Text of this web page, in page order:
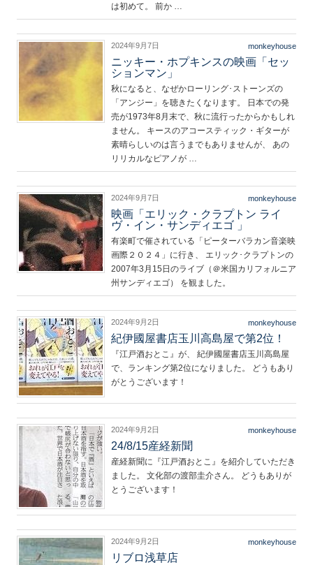
は初めて。 前か …
2024年9月7日 monkeyhouse
ニッキー・ホプキンスの映画「セッ
ションマン」
秋になると、なぜかローリング･ストーンズの
「アンジー」を聴きたくなります。 日本での発
売が1973年8月末で、秋に流行ったからかもしれ
ません。 キースのアコースティック・ギターが
素晴らしいのは言うまでもありませんが、 あの
リリカルなピアノが …
2024年9月7日 monkeyhouse
映画「エリック・クラプトン ライ
ヴ・イン・サンディエゴ 」
有楽町で催されている「ピーターバラカン音楽映
画際２０２４」に行き、 エリック･クラプトンの
2007年3月15日のライブ（＠米国カリフォルニア
州サンディエゴ） を観ました。
2024年9月2日 monkeyhouse
紀伊國屋書店玉川高島屋で第2位！
『江戸酒おとこ』が、 紀伊國屋書店玉川高島屋
で、ランキング第2位になりました。 どうもあり
がとうございます！
2024年9月2日 monkeyhouse
24/8/15産経新聞
産経新聞に『江戸酒おとこ』を紹介していただき
ました。 文化部の渡部圭介さん。 どうもありが
とうございます！
2024年9月2日 monkeyhouse
リブロ浅草店